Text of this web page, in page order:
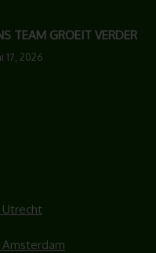
TEAM GROEIT VERDER
17, 2026